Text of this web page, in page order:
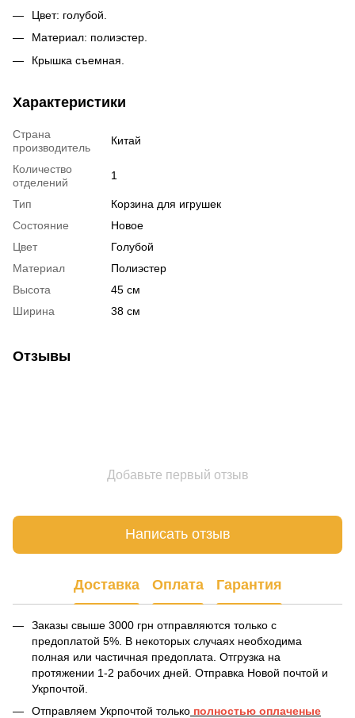
Цвет: голубой.
Материал: полиэстер.
Крышка съемная.
Характеристики
Страна
производитель
Китай
Количество
отделений
1
Тип
Корзина для игрушек
Состояние
Новое
Цвет
Голубой
Материал
Полиэстер
Высота
45 см
Ширина
38 см
Отзывы
Добавьте первый отзыв
Написать отзыв
Доставка Оплата Гарантия
Заказы свыше 3000 грн отправляются только с
предоплатой 5%. В некоторых случаях необходима
полная или частичная предоплата. Отгрузка на
протяжении 1-2 рабочих дней. Отправка Новой почтой и
Укрпочтой.
Отправляем Укрпочтой только полностью оплаченые